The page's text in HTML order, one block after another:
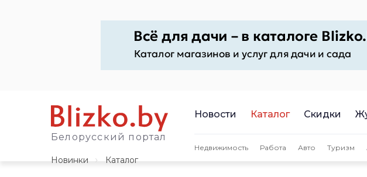
Белорусский портал
Новости Каталог Скидки
Недвижимость Работа Авто Туризм
Новинки
Каталог